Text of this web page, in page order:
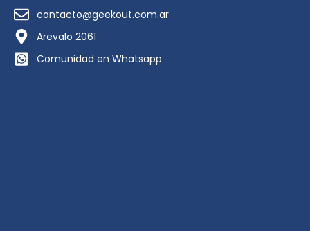
contacto@geekout.com.ar
Arevalo 2061
Comunidad en Whatsapp